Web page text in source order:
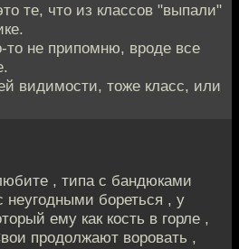
те, что из классов "выпали"
то не припомню, вроде все
видимости, тоже класс, или
, типа с бандюками
неугодными бореться , у
ему как кость в горле ,
продолжают воровать ,